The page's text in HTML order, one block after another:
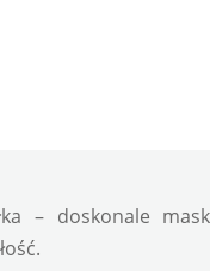
– doskonale